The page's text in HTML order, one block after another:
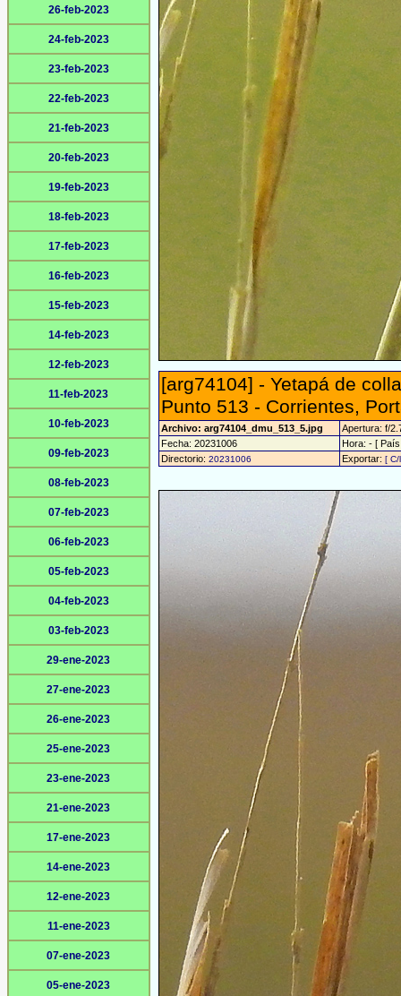
26-feb-2023
24-feb-2023
23-feb-2023
22-feb-2023
21-feb-2023
20-feb-2023
19-feb-2023
18-feb-2023
17-feb-2023
16-feb-2023
15-feb-2023
14-feb-2023
12-feb-2023
11-feb-2023
10-feb-2023
09-feb-2023
08-feb-2023
07-feb-2023
06-feb-2023
05-feb-2023
04-feb-2023
03-feb-2023
29-ene-2023
27-ene-2023
26-ene-2023
25-ene-2023
23-ene-2023
21-ene-2023
17-ene-2023
14-ene-2023
12-ene-2023
11-ene-2023
07-ene-2023
05-ene-2023
[arg74104] - Yetapá de
Punto 513 - Corrientes,
Archivo: arg74104_dmu_513_5.jpg
Apertura: f/
Fecha: 20231006
Hora: - [
Directorio: 20231006 Exportar: [ C/